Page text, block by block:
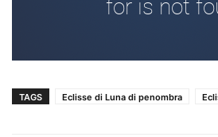
TAGS Eclisse di Luna di penombra